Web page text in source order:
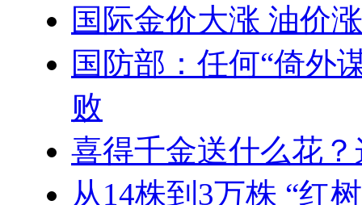
国际金价大涨 油价
国防部：任何“倚外
败
喜得千金送什么花
从14株到3万株 “红